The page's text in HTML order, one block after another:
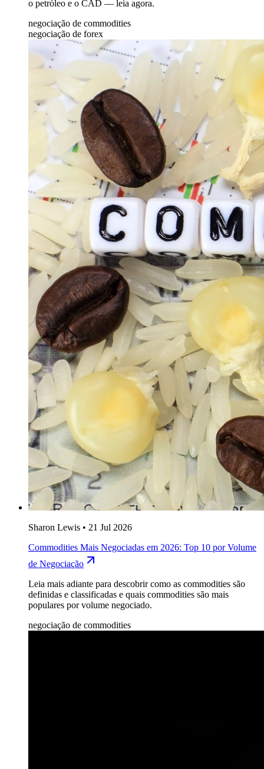
o petróleo e o CAD — leia agora.
negociação de commodities
negociação de forex
Sharon Lewis • 21 Jul 2026
Commodities Mais Negociadas em 2026: Top 10 por Volume
de Negociação
Leia mais adiante para descobrir como as commodities são
definidas e classificadas e quais commodities são mais
populares por volume negociado.
negociação de commodities